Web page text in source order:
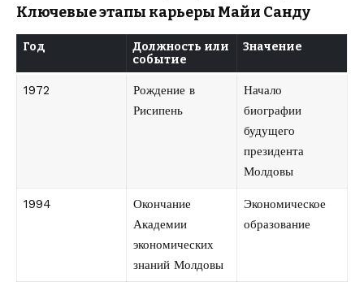
Ключевые этапы карьеры Майи Санду
Год
Должность или
событие
Значение
1972
Рождение в
Рисипень
Начало
биографии
будущего
президента
Молдовы
1994
Окончание
Академии
экономических
знаний Молдовы
Экономическое
образование